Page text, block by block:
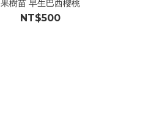
果樹苗 早生巴西櫻桃
NT$500